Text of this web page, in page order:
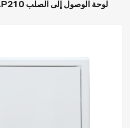
لوحة الوصول إلى الصلب SS-AP210 مع قفل المفتاح